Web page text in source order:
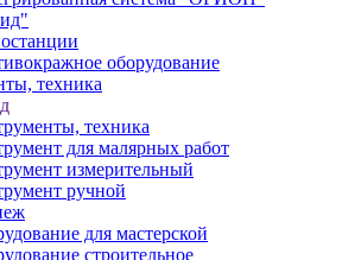
оборудование
техника
техника
для малярных работ
измерительный
ручной
для мастерской
строительное